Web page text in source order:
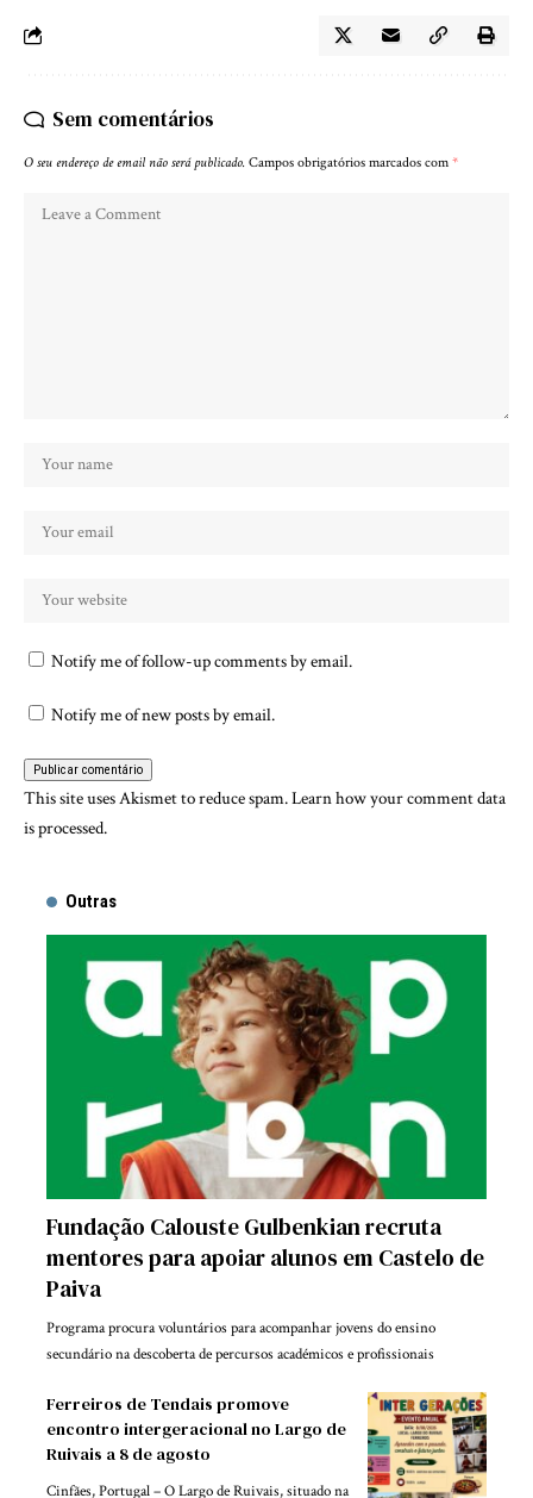
Sem comentários
O seu endereço de email não será publicado. Campos obrigatórios marcados com *
Notify me of follow-up comments by email.
Notify me of new posts by email.
This site uses Akismet to reduce spam.Learn how your comment data
is processed.
Outras
Fundação Calouste Gulbenkian recruta
mentores para apoiar alunos em Castelo de
Paiva
Programa procura voluntários para acompanhar jovens do ensino
secundário na descoberta de percursos académicos e profissionais
Ferreiros de Tendais promove
encontro intergeracional no Largo de
Ruivais a 8 de agosto
Cinfães, Portugal – O Largo de Ruivais, situado na